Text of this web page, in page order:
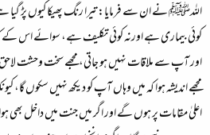
اللہﷺ نے ان سے فرمایا: تیرا رنگ پھیکا کیوں پڑ گیا
کوئی بیماری ہے اورنہ کوئی تکلیف ہے، سوائے اس
اور آپ سے ملاقات نہیں ہو جاتی، مجھے سخت وحشت لاحق
مجھے اندیشہ ہوا کہ میں وہاں آپ کو دیکھ نہیں سکوں
اعلیٰ مقامات پر ہوں گے اور اگر میں جنت میں داخل